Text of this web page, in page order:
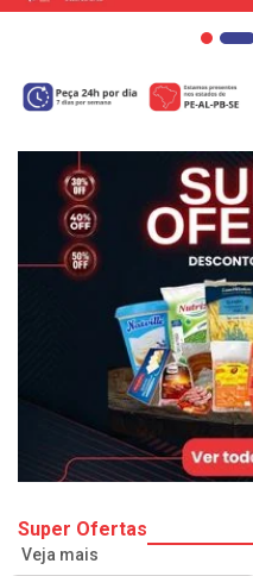
Super Ofertas
Veja mais